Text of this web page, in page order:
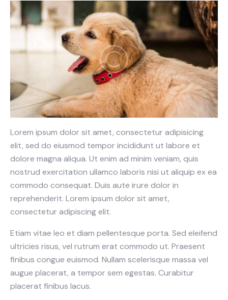
Lorem ipsum dolor sit amet, consectetur adipisicing
elit, sed do eiusmod tempor incididunt ut labore et
dolore magna aliqua. Ut enim ad minim veniam, quis
nostrud exercitation ullamco laboris nisi ut aliquip ex ea
commodo consequat. Duis aute irure dolor in
reprehenderit. Lorem ipsum dolor sit amet,
consectetur adipiscing elit.
Etiam vitae leo et diam pellentesque porta. Sed eleifend
ultricies risus, vel rutrum erat commodo ut. Praesent
finibus congue euismod. Nullam scelerisque massa vel
augue placerat, a tempor sem egestas. Curabitur
placerat finibus lacus.